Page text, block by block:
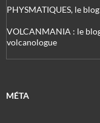
PHYSMATIQUES, le
VOLCANMANIA : le
volcanologue
MÉTA